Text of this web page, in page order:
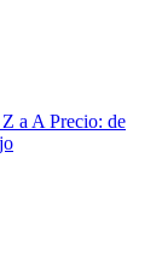
a A Precio: de